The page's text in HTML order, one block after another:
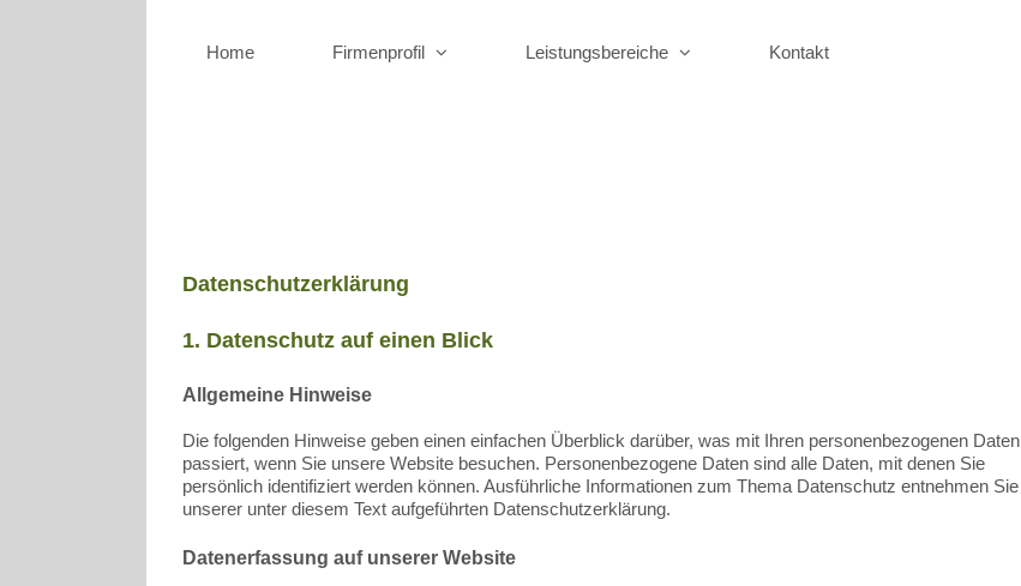
Home Firmenprofil Leistungsbereiche Kontakt
Datenschutzerklärung
1. Datenschutz auf einen Blick
Allgemeine Hinweise
Die folgenden Hinweise geben einen einfachen Überblick darüber, was mit Ihren personenbezogenen Daten
passiert, wenn Sie unsere Website besuchen. Personenbezogene Daten sind alle Daten, mit denen Sie
persönlich identifiziert werden können. Ausführliche Informationen zum Thema Datenschutz entnehmen Sie
unserer unter diesem Text aufgeführten Datenschutzerklärung.
Datenerfassung auf unserer Website